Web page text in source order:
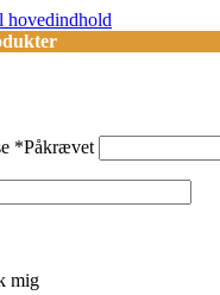
hovedindhold
*Påkrævet
mig